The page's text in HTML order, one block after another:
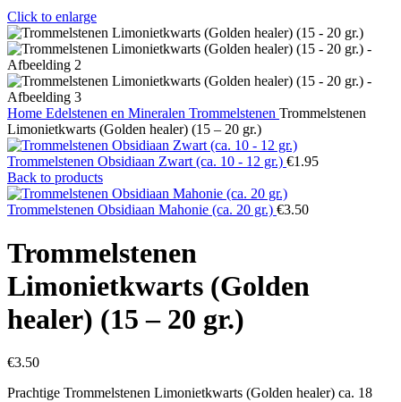
Click to enlarge
Home Edelstenen en Mineralen Trommelstenen Trommelstenen
Limonietkwarts (Golden healer) (15 – 20 gr.)
Trommelstenen Obsidiaan Zwart (ca. 10 - 12 gr.) €1.95
Back to products
Trommelstenen Obsidiaan Mahonie (ca. 20 gr.) €3.50
Trommelstenen
Limonietkwarts (Golden
healer) (15 – 20 gr.)
€3.50
Prachtige Trommelstenen Limonietkwarts (Golden healer) ca. 18